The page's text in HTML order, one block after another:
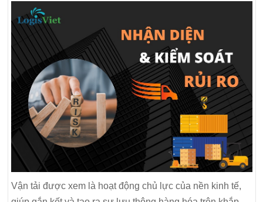
Vận tải được xem là hoạt động chủ lực của nền kinh tế,